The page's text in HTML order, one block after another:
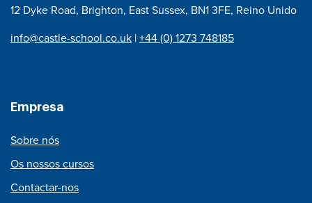
12 Dyke Road, Brighton, East Sussex, BN1 3FE, Reino Unido
info@castle-school.co.uk |+44 (0) 1273 748185
Empresa
Sobre nós
Os nossos cursos
Contactar-nos